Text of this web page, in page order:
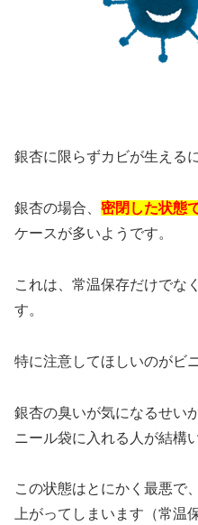
銀杏に限らずカビが生える
銀杏の場合、 密閉した状態
ケースが多いようです。
これは、常温保存だけでなく
す。
特に注意してほしいのがビ
銀杏の臭いが気になるせい
ニール袋に入れる人が結構
この状態はとにかく最悪で
上がってしまいます（常温